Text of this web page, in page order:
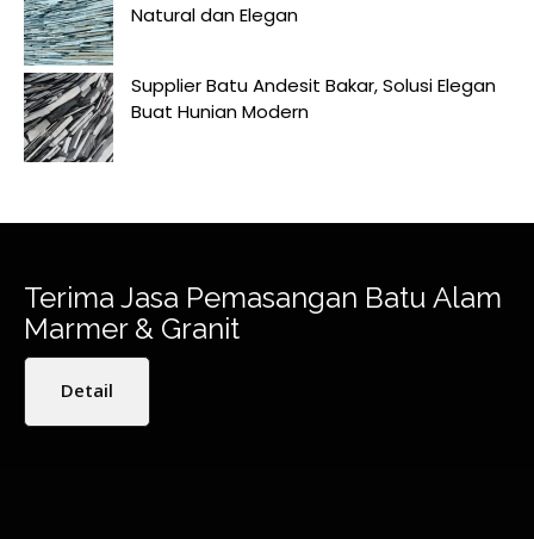
Natural dan Elegan
Supplier Batu Andesit Bakar, Solusi Elegan
Buat Hunian Modern
Terima Jasa Pemasangan Batu Alam
Marmer & Granit
Detail